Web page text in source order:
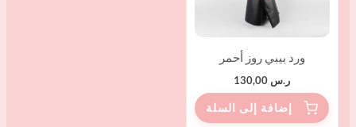
ورد بيبي روز أحمر
ر.س